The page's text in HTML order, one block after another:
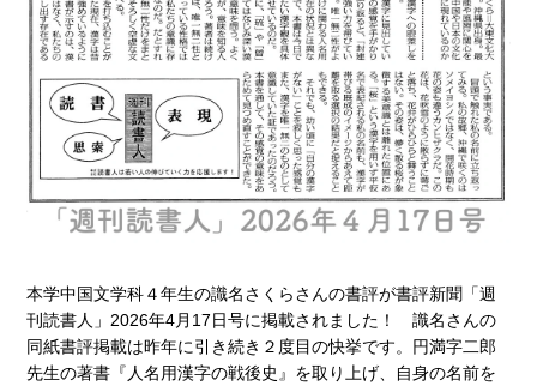
本学中国文学科４年生の識名さくらさんの書評が書評新聞「週
刊読書人」2026年4月17日号に掲載されました！ 識名さんの
同紙書評掲載は昨年に引き続き２度目の快挙です。円満字二郎
先生の著書『人名用漢字の戦後史』を取り上げ、自身の名前を